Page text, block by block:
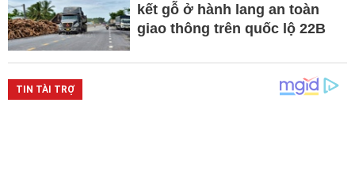
kết gỗ ở hành lang an toàn
giao thông trên quốc lộ 22B